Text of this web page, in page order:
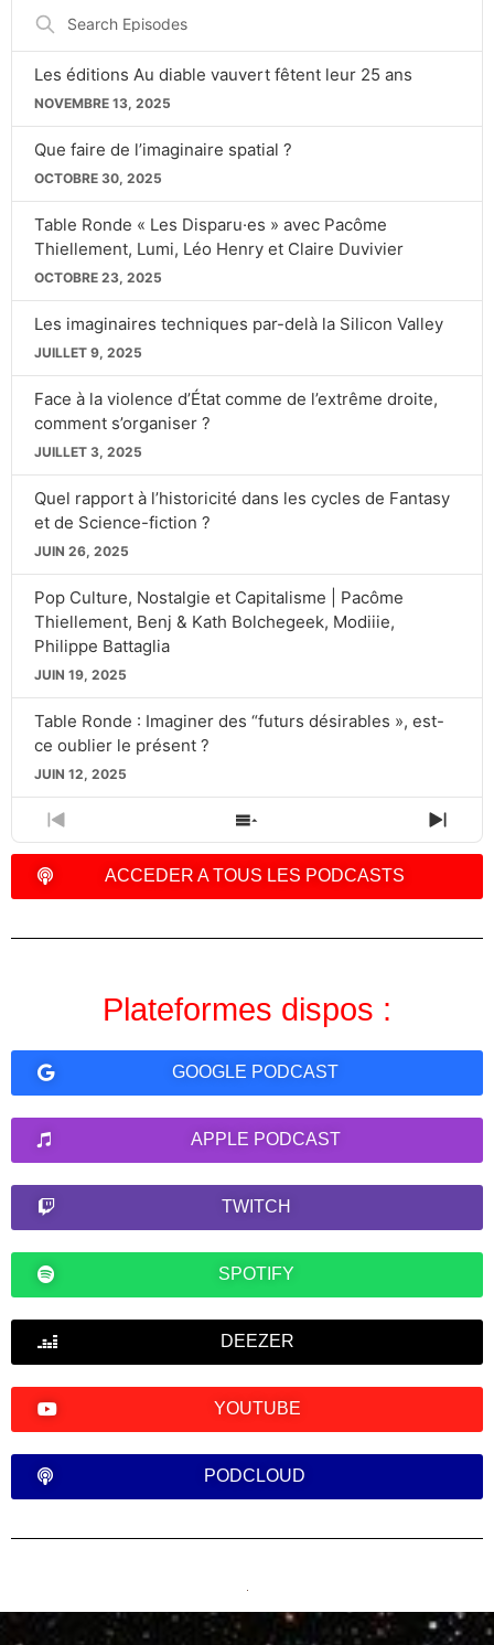
Search
Episodes
Les éditions Au diable vauvert fêtent leur 25 ans
NOVEMBRE 13, 2025
Que faire de l’imaginaire spatial ?
OCTOBRE 30, 2025
Table Ronde « Les Disparu·es » avec Pacôme
Thiellement, Lumi, Léo Henry et Claire Duvivier
OCTOBRE 23, 2025
Les imaginaires techniques par-delà la Silicon Valley
JUILLET 9, 2025
Face à la violence d’État comme de l’extrême droite,
comment s’organiser ?
JUILLET 3, 2025
Quel rapport à l’historicité dans les cycles de Fantasy
et de Science-fiction ?
JUIN 26, 2025
Pop Culture, Nostalgie et Capitalisme | Pacôme
Thiellement, Benj & Kath Bolchegeek, Modiiie,
Philippe Battaglia
JUIN 19, 2025
Table Ronde : Imaginer des “futurs désirables », est-
ce oublier le présent ?
JUIN 12, 2025
PREVIOUS
EPISODE
SHOW
EPISODES
LIST
NEXT
ACCEDER A TOUS LES PODCASTS
Plateformes dispos :
GOOGLE PODCAST
APPLE PODCAST
TWITCH
SPOTIFY
DEEZER
YOUTUBE
PODCLOUD